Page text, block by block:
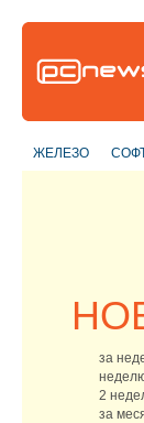
ЖЕЛЕЗО
за
2
за